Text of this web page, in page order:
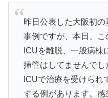
昨日公表した大阪初
事例ですが、本日、こ
ICUを離脱、一般病棟
挿管はしてませんで
ICUで治療を受けられ
する例があります。感